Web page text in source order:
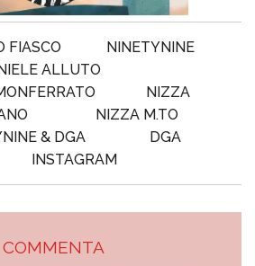
FIASCO
NINETYNINE
ALLUTO
NIZZA
NIZZA M.TO
& DGA
DGA
INSTAGRAM
COMMENTA